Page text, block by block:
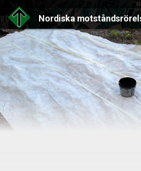
Nordiska
Skip
to
content